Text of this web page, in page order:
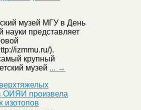
музей МГУ в День
науки представляет
izmmu.ru/).
крупный
музей ... →
ОИЯИ произвела
изотопов